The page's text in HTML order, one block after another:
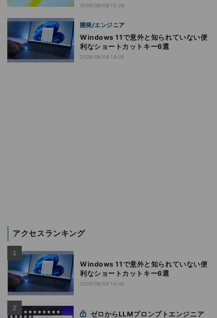
2026/08/08 15:28
開発/エンジニア
Windows 11で意外と知られていない便
利なショートカットキー6選
2026/08/08 14:05
アクセスランキング
Windows 11で意外と知られていない便
利なショートカットキー6選
2026/08/08 14:05